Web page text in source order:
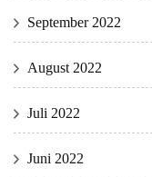
September 2022
August 2022
Juli 2022
Juni 2022